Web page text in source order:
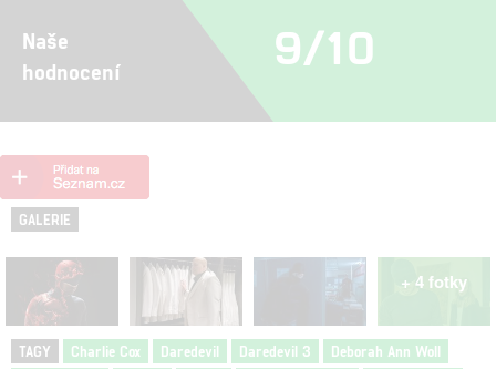
Naše
hodnocení
9/10
GALERIE
+ 4 fotky
TAGY Charlie Cox Daredevil Daredevil 3
Deborah Ann Woll